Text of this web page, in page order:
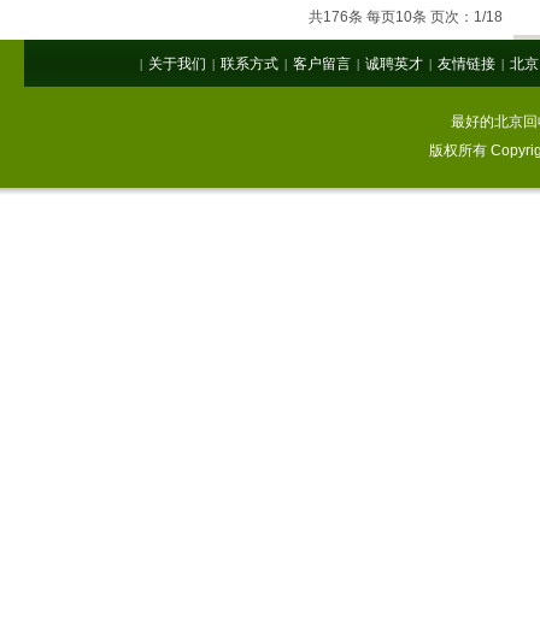
共176条 每页10条 页次：1/18
| 关于我们 | 联系方式 | 客户留言 | 诚聘英才 | 友情链接 | 北
最好的北京
版权所有